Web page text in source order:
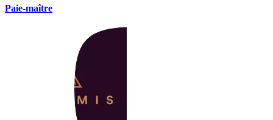
Paie-maître